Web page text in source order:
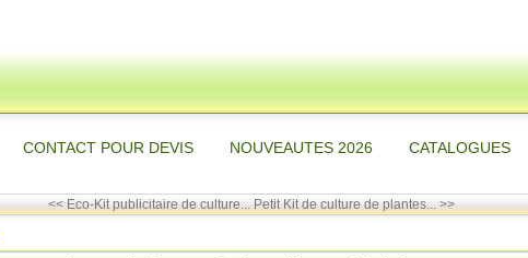
CONTACT POUR DEVIS NOUVEAUTES 2026 CATALOGUES
<< Eco-Kit publicitaire de culture... Petit Kit de culture de plantes... >>